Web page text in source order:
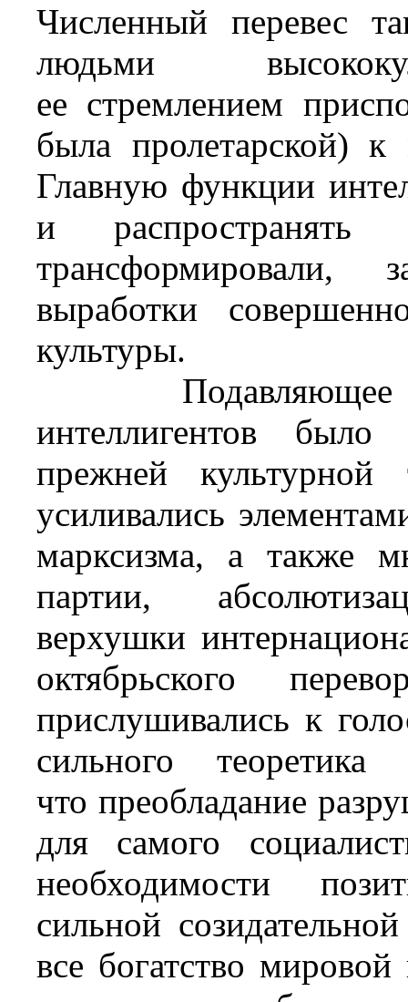
Численный перевес
людьми
ее стремлением
была пролетарской)
Главную функции
и
трансформировали,
выработки
культуры.
Подавляющее
интеллигентов
прежней культурной
усиливались
марксизма, а также
партии,
верхушки
октябрьского
прислушивались к
сильного
что преобладание
для самого
необходимости
сильной
все богатство